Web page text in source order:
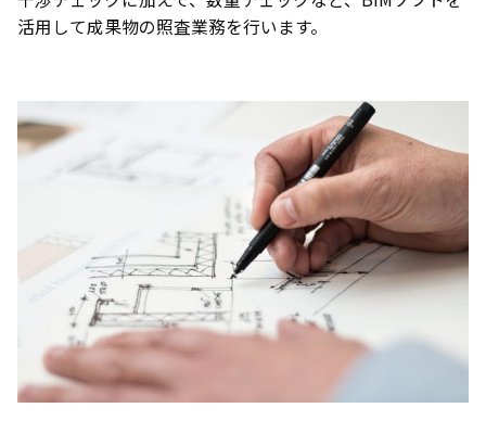
活用して成果物の照査業務を行います。